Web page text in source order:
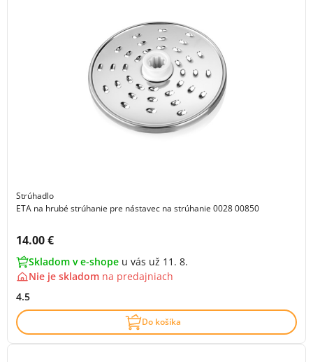
Strúhadlo
ETA na hrubé strúhanie pre nástavec na strúhanie 0028 00850
Cena s DPH:
14.00 €
Skladom v e-shope u vás už 11. 8.
Nie je skladom na predajniach
4.5
Do košíka